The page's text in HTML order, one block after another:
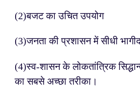
(2)बजट का उचित उपयोग
(3)जनता की प्रशासन में सीधी
(4)स्व-शासन के लोकतांत्रिक
का सबसे अच्छा तरीका।